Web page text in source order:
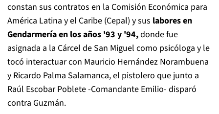
constan sus contratos en la Comisión Económica para
América Latina y el Caribe (Cepal) y sus labores en
Gendarmería en los años '93 y '94,donde fue
asignada a la Cárcel de San Miguel como psicóloga y le
tocó interactuar con Mauricio Hernández Norambuena
y Ricardo Palma Salamanca, el pistolero que junto a
Raúl Escobar Poblete -Comandante Emilio- disparó
contra Guzmán.